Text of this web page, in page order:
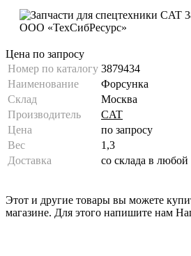
Цена по запросу
Номер по каталогу 3879434
Наименование
Форсунка
Склад
Москва
Производитель
CAT
Цена
по запросу
Вес
1,3
Доставка
со склада в
Этот и другие товары вы можете
магазине. Для этого напишите нам